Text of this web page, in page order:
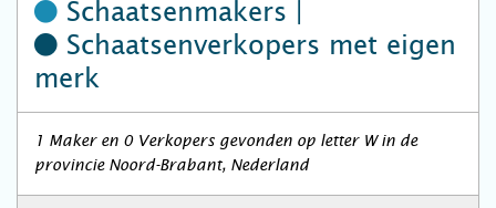
Schaatsenmakers |
Schaatsenverkopers met eigen
merk
1 Maker en 0 Verkopers gevonden op letter W in de
provincie Noord-Brabant, Nederland